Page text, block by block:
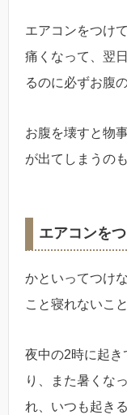
エアコンをつけ
痛くなって、翌
るのに必ずお腹
お腹を壊すと物
が出てしまうの
エアコンを
かといってつけ
こと寝れないこと
夜中の2時に起き
り、また暑くな
れ、いつも起き